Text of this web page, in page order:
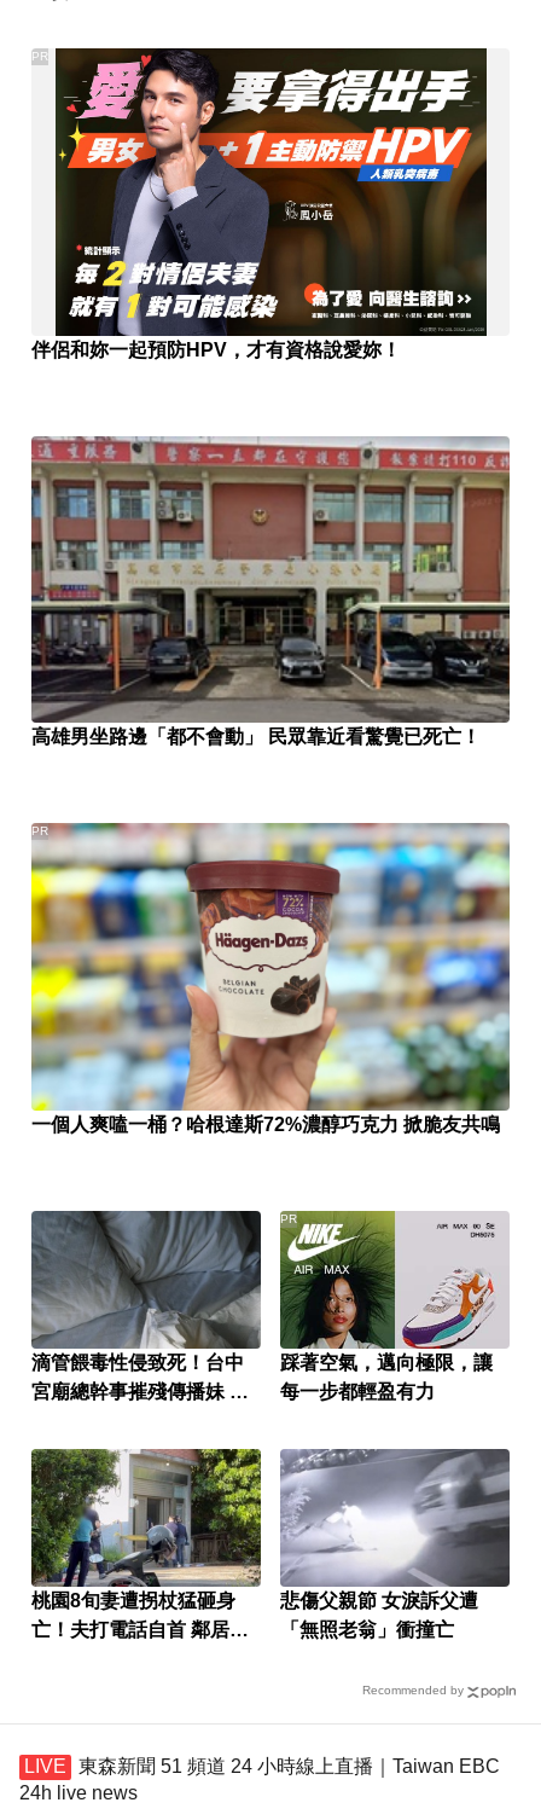
伴侶和妳一起預防HPV，才有資格說愛妳！
PR
高雄男坐路邊「都不會動」 民眾靠近看驚覺已死亡！
一個人爽嗑一桶？哈根達斯72%濃醇巧克力 掀脆友共鳴
PR
滴管餵毒性侵致死！台中
宮廟總幹事摧殘傳播妹 下
踩著空氣，邁向極限，讓
每一步都輕盈有力
PR
桃園8旬妻遭拐杖猛砸身
亡！夫打電話自首 鄰居曝
悲傷父親節 女淚訴父遭
「無照老翁」衝撞亡
Recommended by
東森新聞 51 頻道 24 小時線上直播｜Taiwan EBC
24h live news